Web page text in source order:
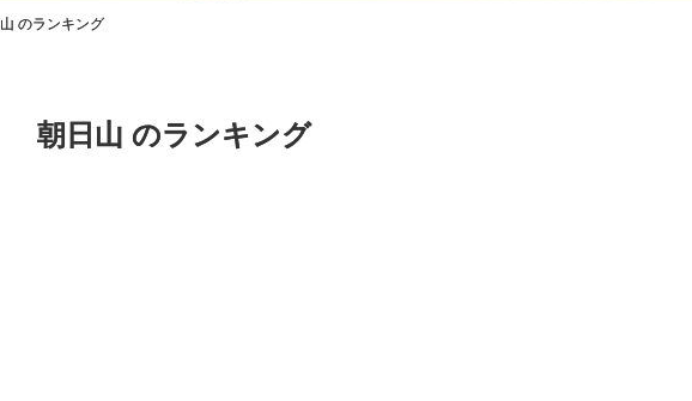
のランキング
朝日山 のランキング